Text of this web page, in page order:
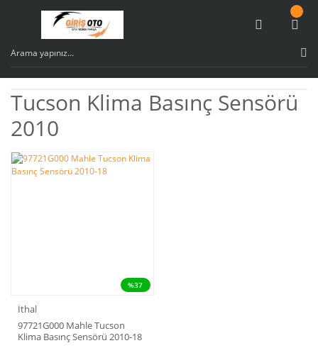
Tucson Klima Basınç Sensörü
2010
%37
İthal
97721G000 Mahle Tucson
Klima Basınç Sensörü 2010-18